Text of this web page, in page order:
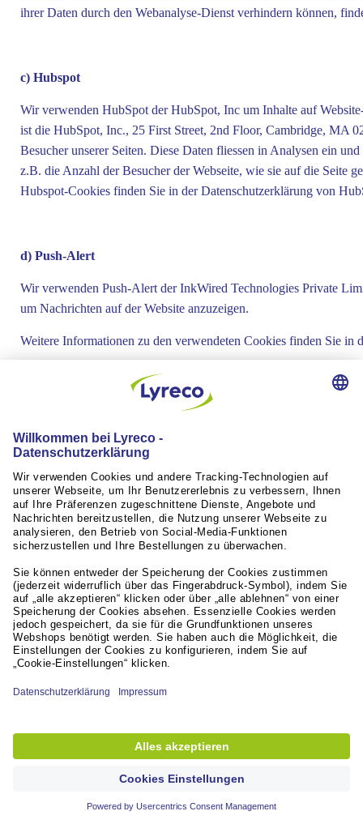
ihrer Daten durch den Webanalyse-Dienst verhindern können,
c) Hubspot
Wir verwenden HubSpot der HubSpot, Inc um Inhalte auf
ist die HubSpot, Inc., 25 First Street, 2nd Floor, Cambridge, MA
Besucher unserer Seiten. Diese Daten fliessen in Analysen ein
z.B. die Anzahl der Besucher der Webseite, wie sie auf die Seite
Hubspot-Cookies finden Sie in der Datenschutzerklärung von
d) Push-Alert
Wir verwenden Push-Alert der InkWired Technologies Private
um Nachrichten auf der Website anzuzeigen.
Weitere Informationen zu den verwendeten Cookies finden Sie in
e) VWO (Visual Website Optimizer)
Wir nutzen auf unserer Seite das Tool VWO der Firma Wingify
Angebot bzw. Website userfreundlich zu gestalten. Die hier
Datenschutzbestimmungen. Die Datenschutzerklärung finden
f) Getsitecontrol
Wir nutzen auf unserer Seite das Tool Getsitecontrol um mehr
anonymisierten Kundenkonten zu zeigen und unser Angebot zu
geltenden Datenschutzbestimmungen. Die Datenschutzerklärung
Bitte beachten Sie, dass das Plugin beim Besuch unserer
anklicken und dabei zugleich in Ihrem Account bei LinkedIn
Profilseite bei LinkedIn-Profil zu verlinken. Dabei ermöglichen